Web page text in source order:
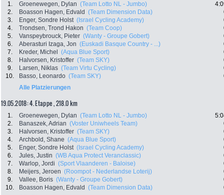
1. Groenewegen, Dylan (Team Lotto NL - Jumbo)
2.
Boasson Hagen, Edvald (Team Dimension Data)
3.
Enger, Sondre Holst (Israel Cycling Academy)
4.
Trondsen, Trond Hakon (Team Coop)
5.
Vanspeybrouck, Pieter (Wanty - Groupe Gobert)
6.
Aberasturi Izaga, Jon (Euskadi Basque Country - ...)
7.
Kreder, Michel (Aqua Blue Sport)
8.
Halvorsen, Kristoffer (Team SKY)
9.
Larsen, Niklas (Team Virtu Cycling)
10.
Basso, Leonardo (Team SKY)
Alle Platzierungen
19.05.2018: 4. Etappe , 218.0 km
1. Groenewegen, Dylan (Team Lotto NL - Jumbo)
2.
Banaszek, Adrian (Voster Uniwheels Team)
3.
Halvorsen, Kristoffer (Team SKY)
4.
Archbold, Shane (Aqua Blue Sport)
5.
Enger, Sondre Holst (Israel Cycling Academy)
6.
Jules, Justin (WB Aqua Protect Veranclassic)
7.
Warlop, Jordi (Sport Vlaanderen - Baloise)
8.
Meijers, Jeroen (Roompot - Nederlandse Loterij)
9.
Vallee, Boris (Wanty - Groupe Gobert)
10.
Boasson Hagen, Edvald (Team Dimension Data)